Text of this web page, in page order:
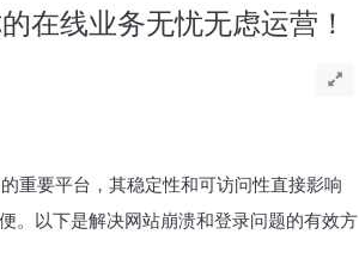
在线业务无忧无虑运营！
重要平台，其稳定性和可访问性直接影响
。以下是解决网站崩溃和登录问题的有效方